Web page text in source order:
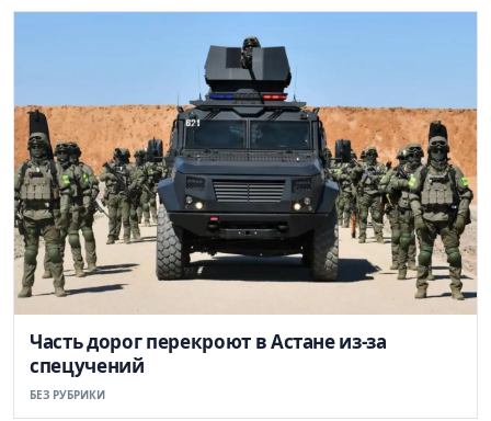
Часть дорог перекроют в Астане из-за
спецучений
БЕЗ РУБРИКИ